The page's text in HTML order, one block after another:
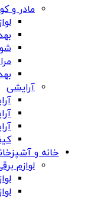
مادر و
آرایشی
خانه و
لوازم